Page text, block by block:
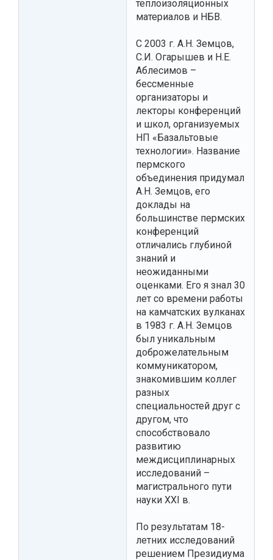
теплоизоляционных
материалов и НБВ.
С 2003 г. А.Н. Земцов,
С.И. Огарышев и Н.Е.
Аблесимов –
бессменные
организаторы и
лекторы конференций
и школ, организуемых
НП «Базальтовые
технологии». Название
пермского
объединения придумал
А.Н. Земцов, его
доклады на
большинстве пермских
конференций
отличались глубиной
знаний и
неожиданными
оценками. Его я знал 30
лет со времени работы
на камчатских вулканах
в 1983 г. А.Н. Земцов
был уникальным
доброжелательным
коммуникатором,
знакомившим коллег
разных
специальностей друг с
другом, что
способствовало
развитию
междисциплинарных
исследований –
магистрального пути
науки XXI в.
По результатам 18-
летних исследований
решением Президиума